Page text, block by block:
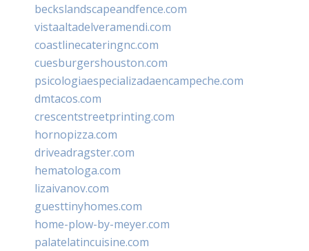
beckslandscapeandfence.com
vistaaltadelveramendi.com
coastlinecateringnc.com
cuesburgershouston.com
psicologiaespecializadaencampeche.com
dmtacos.com
crescentstreetprinting.com
hornopizza.com
driveadragster.com
hematologa.com
lizaivanov.com
guesttinyhomes.com
home-plow-by-meyer.com
palatelatincuisine.com